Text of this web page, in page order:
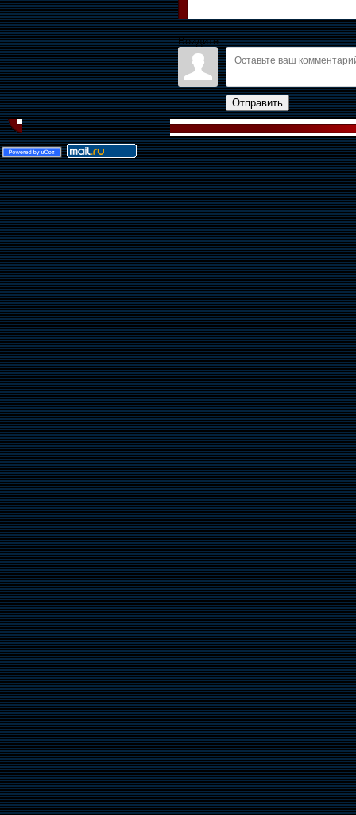
Войдите:
Отправить